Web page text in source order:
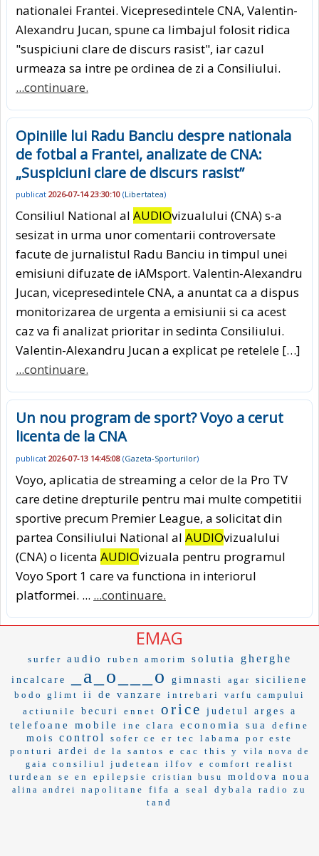
nationalei Frantei. Vicepresedintele CNA, Valentin-
Alexandru Jucan, spune ca limbajul folosit ridica
"suspiciuni clare de discurs rasist", iar cazul
urmeaza sa intre pe ordinea de zi a Consiliului.
...continuare.
Opiniile lui Radu Banciu despre nationala
de fotbal a Frantei, analizate de CNA:
„Suspiciuni clare de discurs rasist”
publicat 2026-07-14 23:30:10 (Libertatea)
Consiliul National al AUDIOvizualului (CNA) s-a
sesizat in urma unor comentarii controversate
facute de jurnalistul Radu Banciu in timpul unei
emisiuni difuzate de iAMsport. Valentin-Alexandru
Jucan, vicepresedintele CNA, a anuntat ca a dispus
monitorizarea de urgenta a emisiunii si ca acest
caz va fi analizat prioritar in sedinta Consiliului.
Valentin-Alexandru Jucan a explicat pe retelele […]
...continuare.
Un nou program de sport? Voyo a cerut
licenta de la CNA
publicat 2026-07-13 14:45:08 (Gazeta-Sporturilor)
Voyo, aplicatia de streaming a celor de la Pro TV
care detine drepturile pentru mai multe competitii
sportive precum Premier League, a solicitat din
partea Consiliului National al AUDIOvizualului
(CNA) o licenta AUDIOvizuala pentru programul
Voyo Sport 1 care va functiona in interiorul
platformei. ... ...continuare.
EMAG
surfer audio ruben amorim solutia gherghe
incalcare _a_o___o gimnasti agar
siciliene
bodo glimt
ii de vanzare intrebari varfu campului
actiunile becuri ennet orice judetul arges a
telefoane mobile ine clara economia sua
define
mois
control sofer ce er tec labama
por este
ponturi
ardei de la santos e cac this y
vila nova de
gaia
consiliul judetean ilfov e comfort
realist
turdean
se en epilepsie cristian busu moldova noua
alina andrei napolitane fifa a seal dybala
radio zu
tand